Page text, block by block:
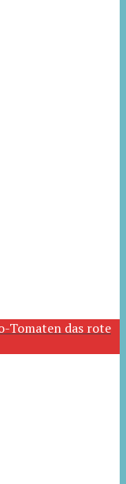
Tomaten das rote